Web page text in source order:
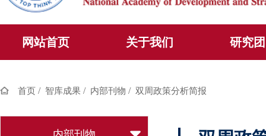
网站首页 关于我们 研究
首页 / 智库成果 / 内部刊物 / 双周政策分析简报